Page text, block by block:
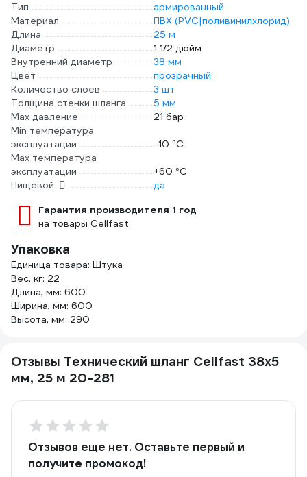
Тип
армированный
Материал
ПВХ (PVC|поливинилхлорид)
Длина
25 м
Диаметр
1 1/2 дюйм
Внутренний диаметр
38 мм
Цвет
прозрачный
Количество слоев
3 шт
Толщина стенки шланга
5 мм
Max давление
21 бар
Min температура
эксплуатации
-10 °С
Мах температура
эксплуатации
+60 °С
Пищевой
да
Гарантия производителя 1 год
на товары Cellfast
Упаковка
Единица товара: Штука
Вес, кг: 22
Длина, мм: 600
Ширина, мм: 600
Высота, мм: 290
Отзывы Технический шланг Cellfast 38x5
мм, 25 м 20-281
Отзывов еще нет. Оставьте первый и
получите промокод!